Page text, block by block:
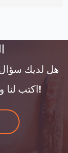
هل لديك
اكتب لنا و سنتواصل معك في أقرب وقت!